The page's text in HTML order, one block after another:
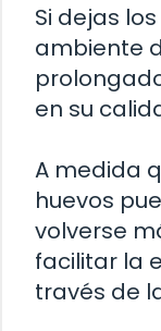
Si dejas
ambiente
en su
A medida
huevos
volverse
facilitar la
través de